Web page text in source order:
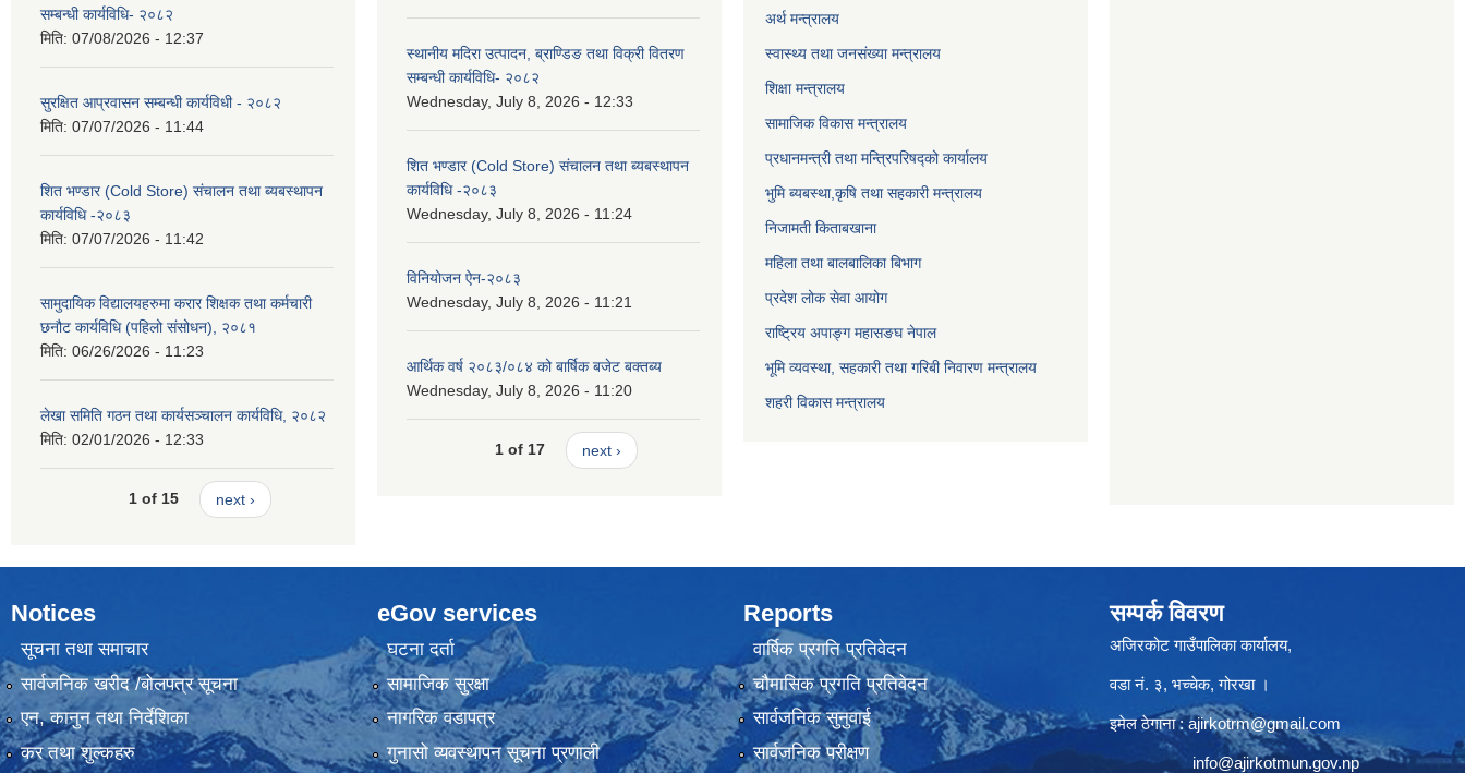
सम्बन्धी कार्यविधि- २०८२
मिति: 07/08/2026 - 12:37
सुरक्षित आप्रवासन सम्बन्धी कार्यविधी - २०८२
मिति: 07/07/2026 - 11:44
शित भण्डार (Cold Store) संचालन तथा ब्यबस्थापन
कार्यविधि -२०८३
मिति: 07/07/2026 - 11:42
सामुदायिक विद्यालयहरुमा करार शिक्षक तथा कर्मचारी
छनौट कार्यविधि (पहिलो संसोधन), २०८१
मिति: 06/26/2026 - 11:23
लेखा समिति गठन तथा कार्यसञ्चालन कार्यविधि, २०८२
मिति: 02/01/2026 - 12:33
1 of 15 next ›
स्थानीय मदिरा उत्पादन, ब्राण्डिङ तथा विक्री वितरण
सम्बन्धी कार्यविधि- २०८२
Wednesday, July 8, 2026 - 12:33
शित भण्डार (Cold Store) संचालन तथा ब्यबस्थापन
कार्यविधि -२०८३
Wednesday, July 8, 2026 - 11:24
विनियोजन ऐन-२०८३
Wednesday, July 8, 2026 - 11:21
आर्थिक वर्ष २०८३/०८४ को बार्षिक बजेट बक्तब्य
Wednesday, July 8, 2026 - 11:20
1 of 17 next ›
अर्थ मन्त्रालय
स्वास्थ्य तथा जनसंख्या मन्त्रालय
शिक्षा मन्त्रालय
सामाजिक विकास मन्त्रालय
प्रधानमन्त्री तथा मन्त्रिपरिषद्को कार्यालय
भुमि ब्यबस्था,कृषि तथा सहकारी मन्त्रालय
निजामती किताबखाना
महिला तथा बालबालिका बिभाग
प्रदेश लोक सेवा आयोग
राष्ट्रिय अपाङ्ग महासङघ नेपाल
भूमि व्यवस्था, सहकारी तथा गरिबी निवारण मन्त्रालय
शहरी विकास मन्त्रालय
Notices
सूचना तथा समाचार
सार्वजनिक खरीद /बोलपत्र सूचना
एन, कानुन तथा निर्देशिका
कर तथा शुल्कहरु
eGov services
घटना दर्ता
सामाजिक सुरक्षा
नागरिक वडापत्र
गुनासो व्यवस्थापन सूचना प्रणाली
Reports
वार्षिक प्रगति प्रतिवेदन
चौमासिक प्रगति प्रतिवेदन
सार्वजनिक सुनुवाई
सार्वजनिक परीक्षण
सम्पर्क विवरण
अजिरकोट गाउँपालिका कार्यालय,
वडा नं. ३, भच्चेक, गोरखा ।
इमेल ठेगाना : ajirkotrm@gmail.com
info@ajirkotmun.gov.np